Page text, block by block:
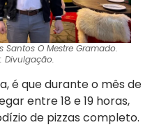
Santos O Mestre Gramado.
Divulgação.
é que durante o mês de
entre 18 e 19 horas,
de pizzas completo.